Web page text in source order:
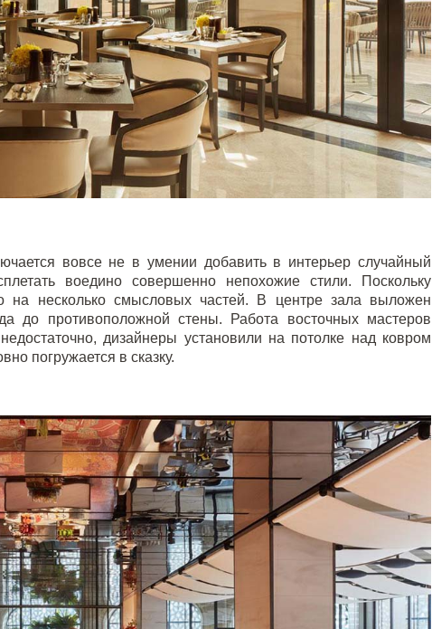
вовсе не в умении добавить в интерьер случайный
воедино совершенно непохожие стили. Поскольку
на несколько смысловых частей. В центре зала выложен
до противоположной стены. Работа восточных мастеров
дизайнеры установили на потолке над ковром
погружается в сказку.